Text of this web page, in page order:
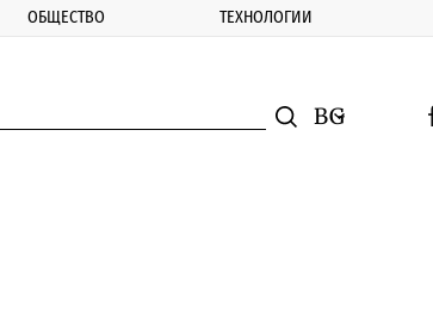
ОБЩЕСТВО ТЕХНОЛОГИИ
Смяна на